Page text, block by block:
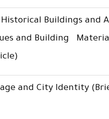
Buildings and
and Building
and City Identity